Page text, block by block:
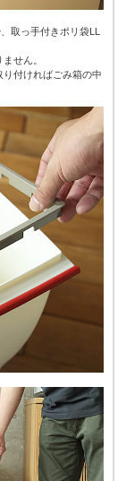
取っ手付きポリ袋LL
せん。
付ければごみ箱の中